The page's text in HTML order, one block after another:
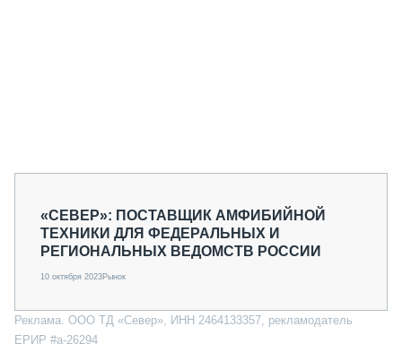
«СЕВЕР»: ПОСТАВЩИК АМФИБИЙНОЙ
ТЕХНИКИ ДЛЯ ФЕДЕРАЛЬНЫХ И
РЕГИОНАЛЬНЫХ ВЕДОМСТВ РОССИИ
10 октября 2023Рынок
Реклама. ООО ТД «Север», ИНН 2464133357, рекламодатель
ЕРИР #a-26294